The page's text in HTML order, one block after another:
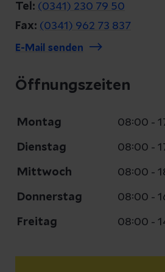
Tel: (0341) 230 79 50
Fax: (0341) 962 73 837
E-Mail senden
Öffnungszeiten
Montag 08:00 -
Dienstag 08:00 -
Mittwoch 08:00 -
Donnerstag 08:00 -
Freitag 08:00 -